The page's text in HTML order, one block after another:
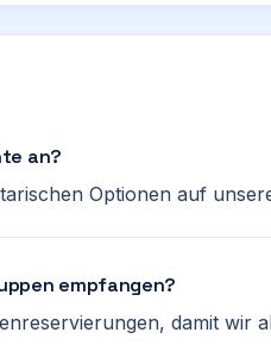
an?
Optionen auf
empfangen?
damit wir